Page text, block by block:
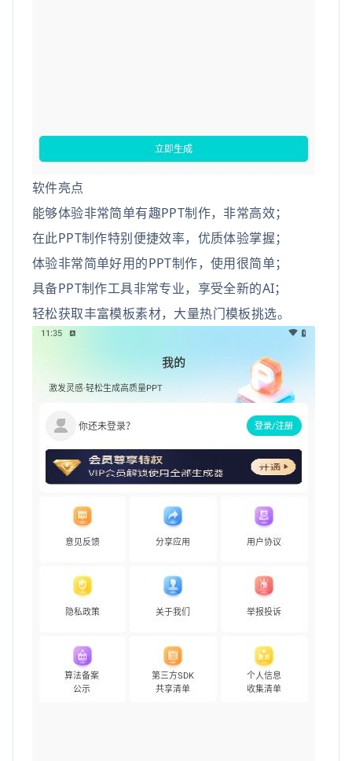
软件亮点
能够体验非常简单有趣PPT制作，非常高效；
在此PPT制作特别便捷效率，优质体验掌握；
体验非常简单好用的PPT制作，使用很简单；
具备PPT制作工具非常专业，享受全新的AI；
轻松获取丰富模板素材，大量热门模板挑选。